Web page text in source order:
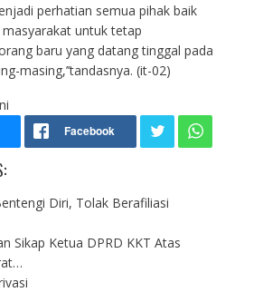
perhatian semua pihak baik
untuk tetap
baru yang datang tinggal pada
masing,’’tandasnya. (it-02)
Diri, Tolak Berafiliasi
Sikap Ketua DPRD KKT Atas